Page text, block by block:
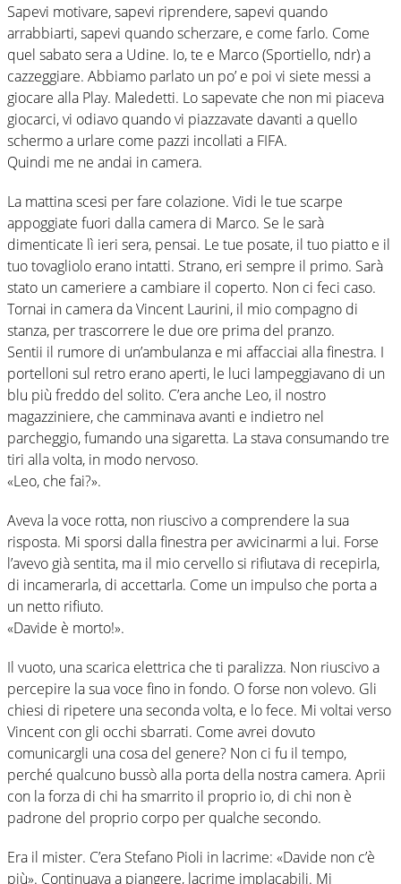
Sapevi motivare, sapevi riprendere, sapevi quando
arrabbiarti, sapevi quando scherzare, e come farlo. Come
quel sabato sera a Udine. Io, te e Marco (Sportiello, ndr) a
cazzeggiare. Abbiamo parlato un po’ e poi vi siete messi a
giocare alla Play. Maledetti. Lo sapevate che non mi piaceva
giocarci, vi odiavo quando vi piazzavate davanti a quello
schermo a urlare come pazzi incollati a FIFA.
Quindi me ne andai in camera.
La mattina scesi per fare colazione. Vidi le tue scarpe
appoggiate fuori dalla camera di Marco. Se le sarà
dimenticate lì ieri sera, pensai. Le tue posate, il tuo piatto e il
tuo tovagliolo erano intatti. Strano, eri sempre il primo. Sarà
stato un cameriere a cambiare il coperto. Non ci feci caso.
Tornai in camera da Vincent Laurini, il mio compagno di
stanza, per trascorrere le due ore prima del pranzo.
Sentii il rumore di un’ambulanza e mi affacciai alla finestra. I
portelloni sul retro erano aperti, le luci lampeggiavano di un
blu più freddo del solito. C’era anche Leo, il nostro
magazziniere, che camminava avanti e indietro nel
parcheggio, fumando una sigaretta. La stava consumando tre
tiri alla volta, in modo nervoso.
«Leo, che fai?».
Aveva la voce rotta, non riuscivo a comprendere la sua
risposta. Mi sporsi dalla finestra per avvicinarmi a lui. Forse
l’avevo già sentita, ma il mio cervello si rifiutava di recepirla,
di incamerarla, di accettarla. Come un impulso che porta a
un netto rifiuto.
«Davide è morto!».
Il vuoto, una scarica elettrica che ti paralizza. Non riuscivo a
percepire la sua voce fino in fondo. O forse non volevo. Gli
chiesi di ripetere una seconda volta, e lo fece. Mi voltai verso
Vincent con gli occhi sbarrati. Come avrei dovuto
comunicargli una cosa del genere? Non ci fu il tempo,
perché qualcuno bussò alla porta della nostra camera. Aprii
con la forza di chi ha smarrito il proprio io, di chi non è
padrone del proprio corpo per qualche secondo.
Era il mister. C’era Stefano Pioli in lacrime: «Davide non c’è
più». Continuava a piangere, lacrime implacabili. Mi